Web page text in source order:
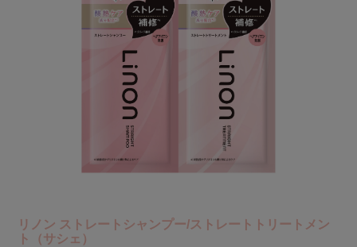
リノン ストレートシャンプー/ストレートトリートメン
ト（サシェ）